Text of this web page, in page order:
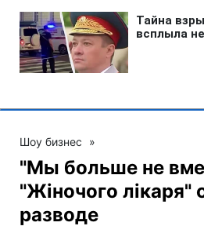
Шоу бизнес »
"Мы больше не
"Жіночого лікаря"
разводе